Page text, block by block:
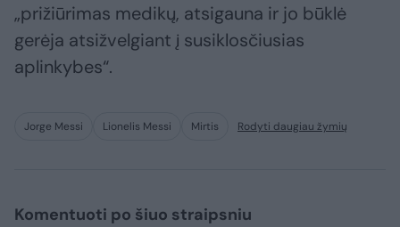
„prižiūrimas medikų, atsigauna ir jo būklė
gerėja atsižvelgiant į susiklosčiusias
aplinkybes“.
Jorge Messi Lionelis Messi Mirtis Rodyti daugiau žymių
Komentuoti po šiuo straipsniu